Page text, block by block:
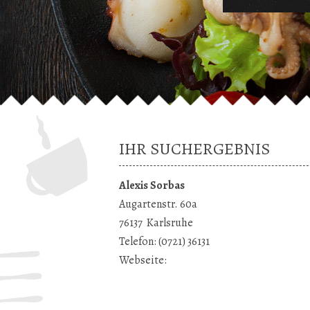
IHR SUCHERGEBNIS
Alexis Sorbas
Augartenstr. 60a
76137 Karlsruhe
Telefon:(0721) 36131
Webseite: